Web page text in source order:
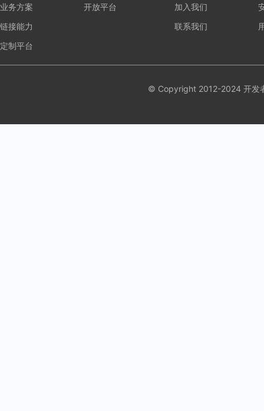
业务方案
链接能力
定制平台
开放平台
加入我们
联系我们
© Copyright 2012-2024 开发